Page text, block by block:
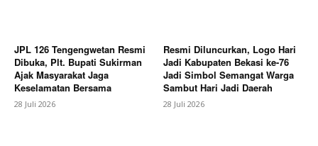
JPL 126 Tengengwetan Resmi
Dibuka, Plt. Bupati Sukirman
Ajak Masyarakat Jaga
Keselamatan Bersama
28 Juli 2026
Resmi Diluncurkan, Logo Hari
Jadi Kabupaten Bekasi ke-76
Jadi Simbol Semangat Warga
Sambut Hari Jadi Daerah
28 Juli 2026